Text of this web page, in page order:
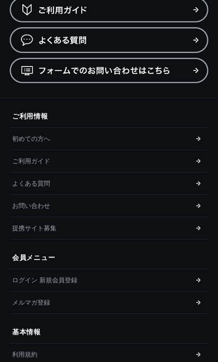
ご利用情報
初めての方へ
ご利用ガイド
よくある質問
お問い合わせ
提携サイト募集
会員メニュー
ログイン 新規会員登録
メルマガ登録
基本情報
利用規約